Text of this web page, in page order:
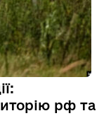
рф та